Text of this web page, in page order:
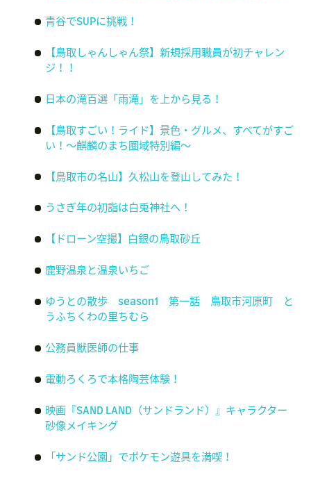
青谷でSUPに挑戦！
【鳥取しゃんしゃん祭】新規採用職員が初チャレン
ジ！！
日本の滝百選「雨滝」を上から見る！
【鳥取すごい！ライド】景色・グルメ、すべてがすご
い！～麒麟のまち圏域特別編～
【鳥取市の名山】久松山を登山してみた！
うさぎ年の初詣は白兎神社へ！
【ドローン空撮】白銀の鳥取砂丘
鹿野温泉と温泉いちご
ゆうとの散歩 season1 第一話 鳥取市河原町 と
うふちくわの里ちむら
公務員獣医師の仕事
電動ろくろで本格陶芸体験！
映画『SAND LAND（サンドランド）』キャラクター
砂像メイキング
「サンド公園」でポケモン遊具を満喫！